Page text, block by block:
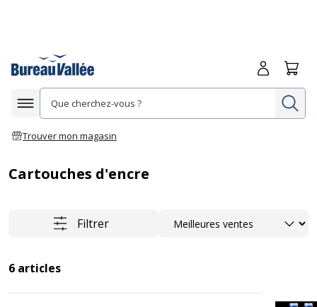
Afficher la navigation
Trouver mon magasin
Me
Cartouches d'encre
Filtrer Trier
6 articles